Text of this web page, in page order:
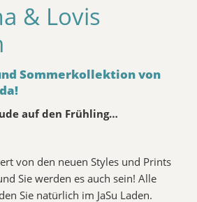
& Lovis
Sommerkollektion von
auf den Frühling…
von den neuen Styles und Prints
Sie werden es auch sein! Alle
Sie natürlich im JaSu Laden.